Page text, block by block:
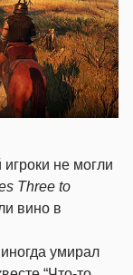
не могли
Three to
вино в
умирал